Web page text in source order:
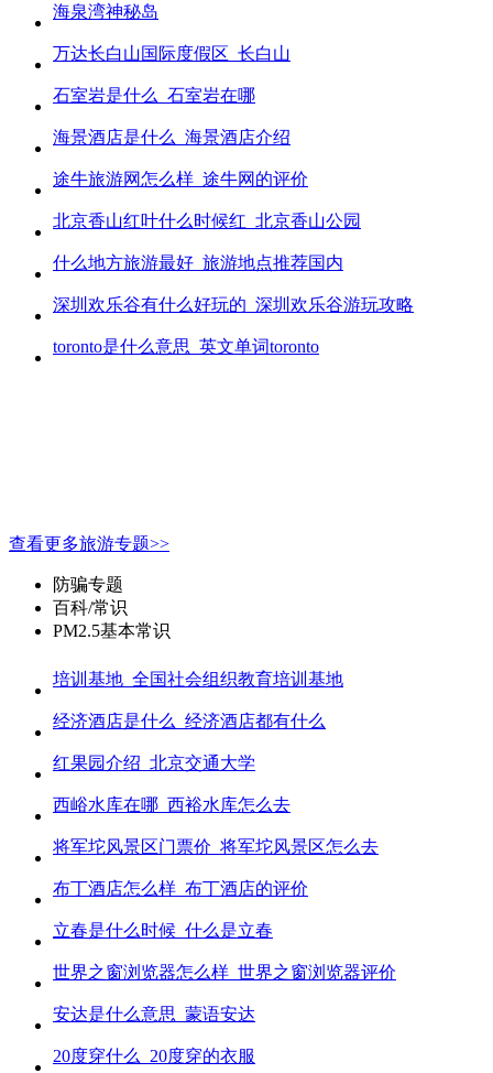
海泉湾神秘岛
万达长白山国际度假区_长白山
石室岩是什么_石室岩在哪
海景酒店是什么_海景酒店介绍
途牛旅游网怎么样_途牛网的评价
北京香山红叶什么时候红_北京香山公园
什么地方旅游最好_旅游地点推荐国内
深圳欢乐谷有什么好玩的_深圳欢乐谷游玩攻略
toronto是什么意思_英文单词toronto
查看更多旅游专题>>
防骗专题
百科/常识
PM2.5基本常识
培训基地_全国社会组织教育培训基地
经济酒店是什么_经济酒店都有什么
红果园介绍_北京交通大学
西峪水库在哪_西裕水库怎么去
将军坨风景区门票价_将军坨风景区怎么去
布丁酒店怎么样_布丁酒店的评价
立春是什么时候_什么是立春
世界之窗浏览器怎么样_世界之窗浏览器评价
安达是什么意思_蒙语安达
20度穿什么_20度穿的衣服